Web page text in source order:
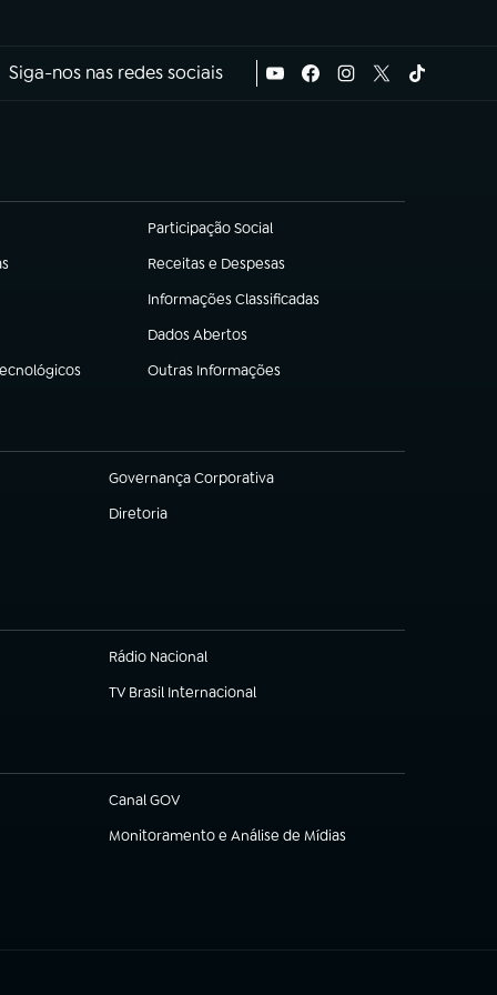
Siga-nos nas redes sociais
Participação Social
(abre em nova aba)
Receitas e Despesas
(abre em nova aba)
Informações Classificadas
(abre em nova aba)
Dados Abertos
(abre em nova aba)
Outras Informações
(abre em nova aba)
Governança Corporativa
(abre em nova aba)
Diretoria
(abre em nova aba)
Rádio Nacional
(abre em nova aba)
TV Brasil Internacional
(abre em nova aba)
Canal GOV
(abre em nova aba)
Monitoramento e Análise de Mídias
(abre em nova aba)